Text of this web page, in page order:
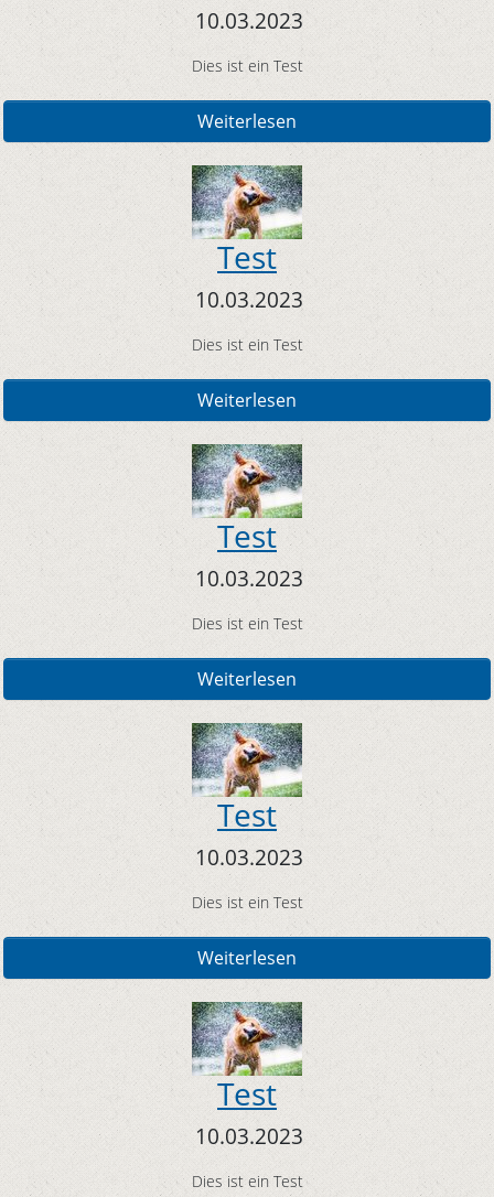
10.03.2023
Dies ist ein Test
Weiterlesen
Test
10.03.2023
Dies ist ein Test
Weiterlesen
Test
10.03.2023
Dies ist ein Test
Weiterlesen
Test
10.03.2023
Dies ist ein Test
Weiterlesen
Test
10.03.2023
Dies ist ein Test